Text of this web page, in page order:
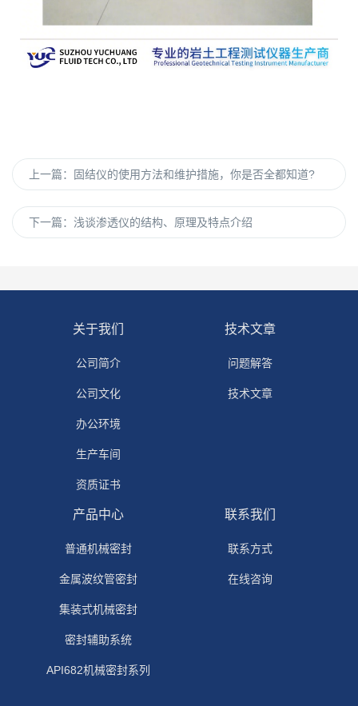
上一篇： 固结仪的使用方法和维护措施，你是否全都知道?
下一篇： 浅谈渗透仪的结构、原理及特点介绍
关于我们
公司简介
公司文化
办公环境
生产车间
资质证书
技术文章
问题解答
技术文章
产品中心
普通机械密封
金属波纹管密封
集装式机械密封
密封辅助系统
API682机械密封系列
联系我们
联系方式
在线咨询